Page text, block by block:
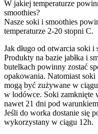
W jakiej temperaturze
smoothies?
Nasze soki i smoothies
temperaturze 2-20 stopni C.
Jak długo od otwarcia soki
Produkty na bazie jabłka i
butelkach powinny zostać
opakowania. Natomiast
mogą być zużywane w
w lodówce. Soki zamknięte
nawet 21 dni pod
Jeśli do worka dostanie się
wykorzystany w ciągu 12h.